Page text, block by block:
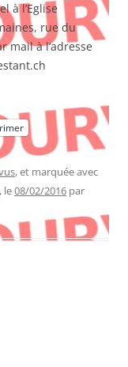
à l’Eglise
rue du
mail à l’adresse
, et marquée avec
, le08/02/2016 par